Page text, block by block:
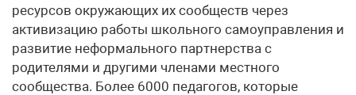
ресурсов окружающих их сообществ через
активизацию работы школьного самоуправления и
развитие неформального партнерства с
родителями и другими членами местного
сообщества. Более 6000 педагогов, которые